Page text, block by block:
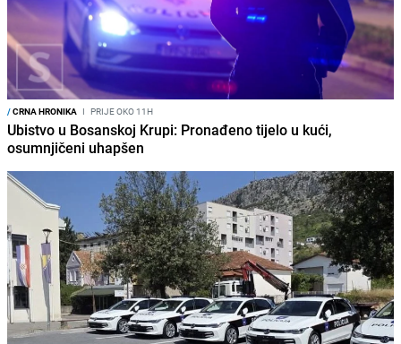
/CRNA HRONIKA I PRIJE OKO 11H
Ubistvo u Bosanskoj Krupi: Pronađeno tijelo u kući,
osumnjičeni uhapšen